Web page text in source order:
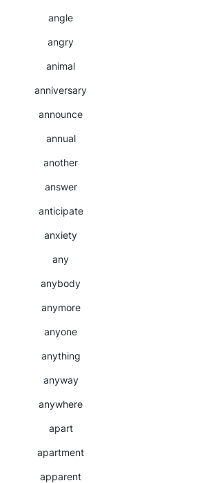
angle
angry
animal
anniversary
announce
annual
another
answer
anticipate
anxiety
any
anybody
anymore
anyone
anything
anyway
anywhere
apart
apartment
apparent